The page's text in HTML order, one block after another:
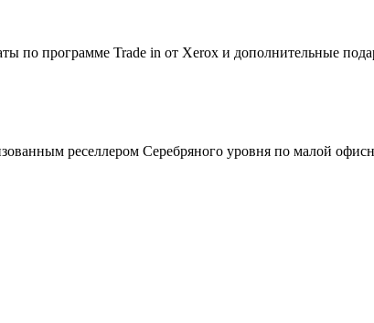
по программе Trade in от Xerox и дополнительные
реселлером Серебряного уровня по малой